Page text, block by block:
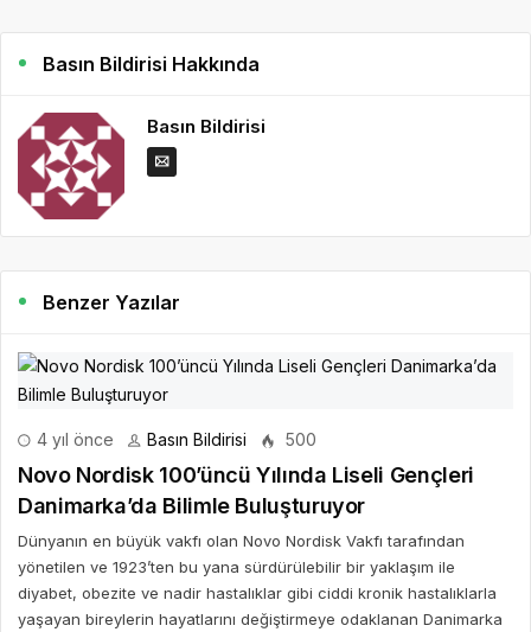
Basın Bildirisi Hakkında
Basın Bildirisi
Benzer Yazılar
4 yıl önce Basın Bildirisi 500
Novo Nordisk 100’üncü Yılında Liseli Gençleri
Danimarka’da Bilimle Buluşturuyor
Dünyanın en büyük vakfı olan Novo Nordisk Vakfı tarafından
yönetilen ve 1923’ten bu yana sürdürülebilir bir yaklaşım ile
diyabet, obezite ve nadir hastalıklar gibi ciddi kronik hastalıklarla
yaşayan bireylerin hayatlarını değiştirmeye odaklanan Danimarka